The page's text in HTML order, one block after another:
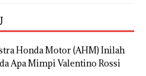
Honda Motor (AHM) Inilah
Apa Mimpi Valentino Rossi